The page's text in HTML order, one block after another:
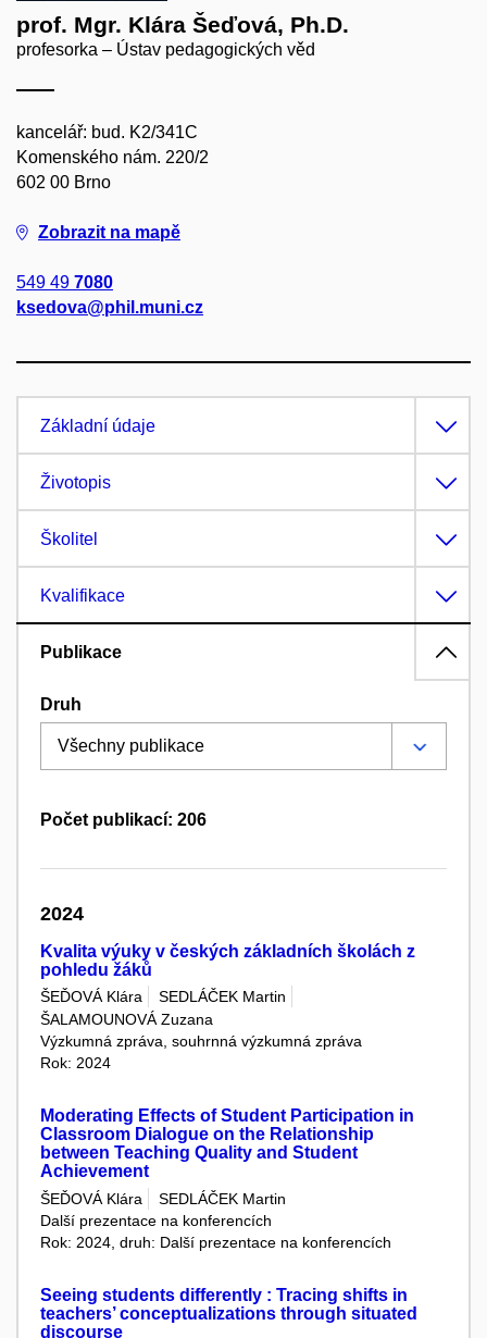
prof. Mgr. Klára Šeďová, Ph.D.
profesorka – Ústav pedagogických věd
kancelář: bud. K2/341C
Komenského nám. 220/2
602 00 Brno
Zobrazit na mapě
549 49 7080
ksedova@phil.muni.cz
Základní údaje
Životopis
Školitel
Kvalifikace
Publikace
Druh
Počet publikací: 206
2024
Kvalita výuky v českých základních školách z
pohledu žáků
ŠEĎOVÁ Klára
SEDLÁČEK Martin
ŠALAMOUNOVÁ Zuzana
Výzkumná zpráva, souhrnná výzkumná zpráva
Rok: 2024
Moderating Effects of Student Participation in
Classroom Dialogue on the Relationship
between Teaching Quality and Student
Achievement
ŠEĎOVÁ Klára
SEDLÁČEK Martin
Další prezentace na konferencích
Rok: 2024, druh: Další prezentace na konferencích
Seeing students differently : Tracing shifts in
teachers’ conceptualizations through situated
discourse